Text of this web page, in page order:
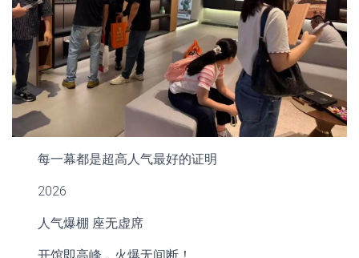
每一幕都是超高人气最好的证明
2026
人气爆棚 座无虚席